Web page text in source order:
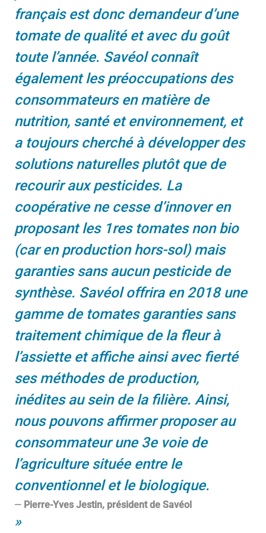
français est donc demandeur d’une
tomate de qualité et avec du goût
toute l’année. Savéol connaît
également les préoccupations des
consommateurs en matière de
nutrition, santé et environnement, et
a toujours cherché à développer des
solutions naturelles plutôt que de
recourir aux pesticides. La
coopérative ne cesse d’innover en
proposant les 1res tomates non bio
(car en production hors-sol) mais
garanties sans aucun pesticide de
synthèse. Savéol offrira en 2018 une
gamme de tomates garanties sans
traitement chimique de la fleur à
l’assiette et affiche ainsi avec fierté
ses méthodes de production,
inédites au sein de la filière. Ainsi,
nous pouvons affirmer proposer au
consommateur une 3e voie de
l’agriculture située entre le
conventionnel et le biologique.
Pierre-Yves Jestin, président de Savéol